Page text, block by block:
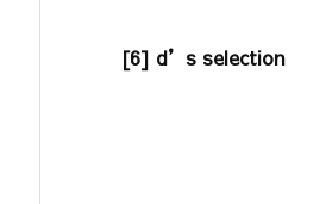
[6] d’s selection